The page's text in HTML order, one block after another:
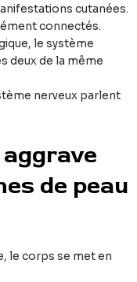
cutanées.
connectés.
le système
deux de la même
nerveux parlent
de peau
le corps se met en